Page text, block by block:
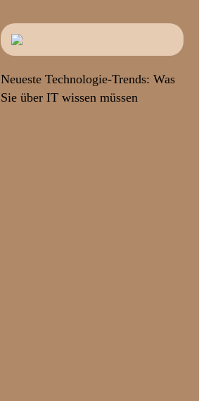
Neueste Technologie-Trends: Was
Sie über IT wissen müssen